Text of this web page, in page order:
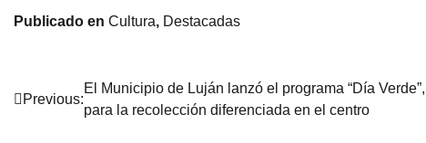
Publicado en Cultura, Destacadas
Navegación
Previous:
El Municipio de Luján lanzó el programa “Día Verde”,
para la recolección diferenciada en el centro